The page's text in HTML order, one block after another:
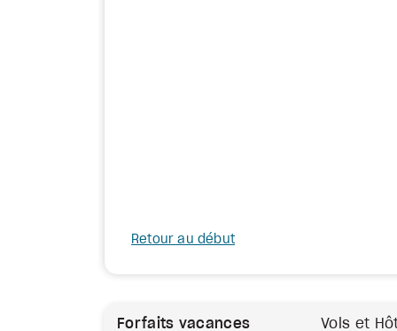
Retour au début
Forfaits vacances Vols et